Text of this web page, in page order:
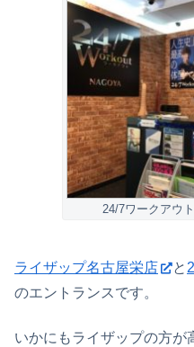
24/7ワークアウ
ライザップ名古屋栄店 と
のエントランスです。
いかにもライザップの方が